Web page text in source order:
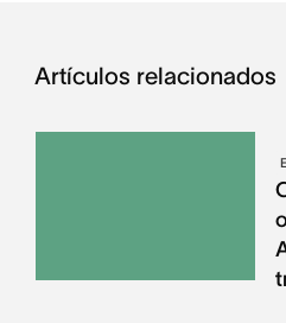
Artículos relacionados